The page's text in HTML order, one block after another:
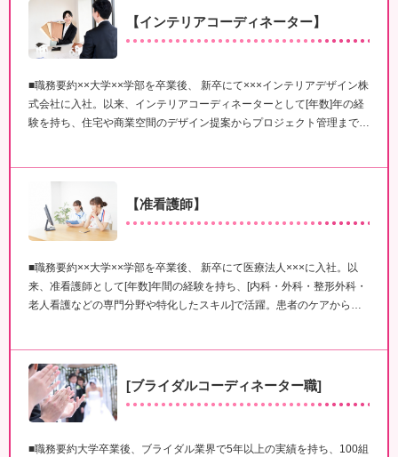
【インテリアコーディネーター】
■職務要約××大学××学部を卒業後、 新卒にて×××インテリアデザイン株
式会社に入社。以来、インテリアコーディネーターとして[年数]年の経
験を持ち、住宅や商業空間のデザイン提案からプロジェクト管理まで…
【准看護師】
■職務要約××大学××学部を卒業後、 新卒にて医療法人×××に入社。以
来、准看護師として[年数]年間の経験を持ち、[内科・外科・整形外科・
老人看護などの専門分野や特化したスキル]で活躍。患者のケアから…
[ブライダルコーディネーター職]
■職務要約大学卒業後、ブライダル業界で5年以上の実績を持ち、100組